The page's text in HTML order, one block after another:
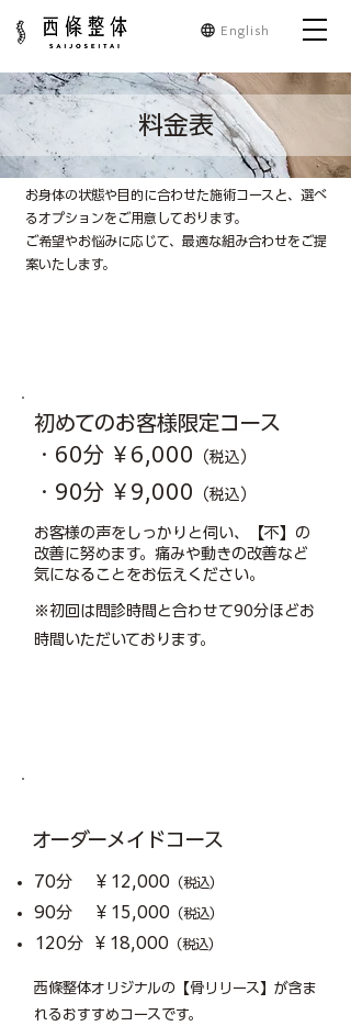
English
料金表
お身体の状態や目的に合わせた施術コースと、選べ
るオプションをご用意しております。
ご希望やお悩みに応じて、最適な組み合わせをご提
案いたします。
初めてのお客様限定コース
・60分 ￥6,000
（税込）
・90分 ￥9,000 （税込）
お客様の声をしっかりと伺い、【不】の
改善に努めます。痛みや動きの改善など
気になることをお伝えください。
※初回は問診時間と合わせて90分ほどお
時間いただいております。
オーダーメイドコース
70分 ￥12,000 （税込）
90分 ￥15,000 （税込）
120分 ￥18,000 （税込）
西條整体オリジナルの【骨リリース】が含ま
れるおすすめコースです。